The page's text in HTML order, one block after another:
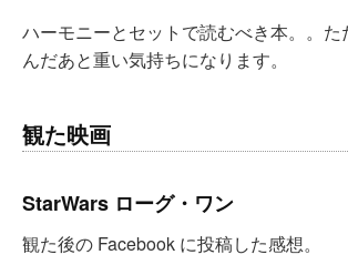
ハーモニーとセットで読むべき本。。
んだあと重い気持ちになります。
観た映画
StarWars ローグ・ワン
観た後の Facebook に投稿した感想。